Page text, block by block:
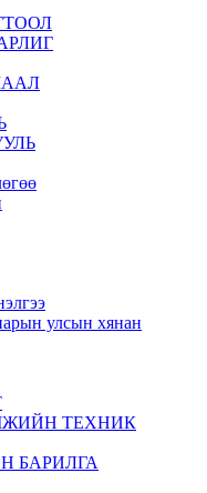
улсын хянан
ТЕХНИК
БАРИЛГА